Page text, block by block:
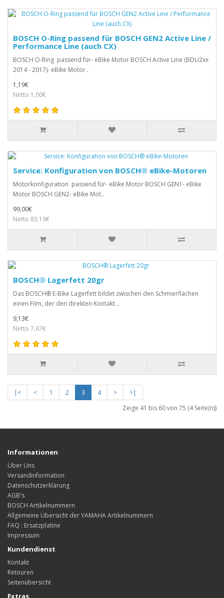
BOSCH O-Ring passend für BOSCH GEN2 Active Line /
Performance Line (auch CX)
BOSCH O-Ring passend für- eBike Motor BOSCH Active Line (BDU2xx
2014 - 2017)- eBike Motor..
1,19€
Netto 1,00€
Service: Konfiguration von BOSCH® eBike-Motoren
Motorkonfiguration passend für- eBike Motor BOSCH GEN1- eBike
Motor BOSCH GEN2- eBike Mot..
99,00€
Netto 83,19€
BOSCH® Lagerfett 20gr
Das BOSCH® E-Bike Lagerfett bildet zwischen den Schmierflächen
einen Film, der den direkten Kontakt ..
9,13€
Netto 7,67€
|< < 1 2 3 4 >
>|
Zeige 41 bis 60 von 75 (4 Seite(n))
Informationen
Über Uns
Versandinformation
Datenschutzerklärung
AGB's
BOSCH Artikelnummern
Allgemeine Übersicht der YAMAHA Artikelnummern
FAQ : Ersatzplatine
Impressum
Kundendienst
Kontakt
Retouren
Seitenübersicht
Extras